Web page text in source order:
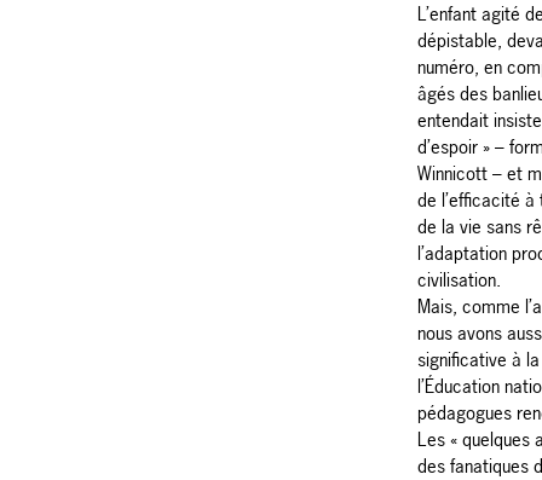
L’enfant agité
dépistable,
numéro, en
âgés des
entendait
d’espoir » –
Winnicott – et
de l’efficacité
de la vie sans
l’adaptation
civilisation.
Mais, comme
nous avons
significative à
l’Éducation
pédagogues
Les « quelques
des fanatiques